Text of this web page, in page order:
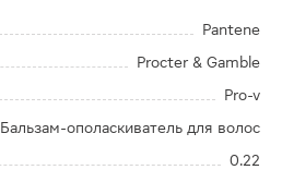
Pantene
Procter & Gamble
Pro-v
Бальзам-ополаскиватель для волос
0.22